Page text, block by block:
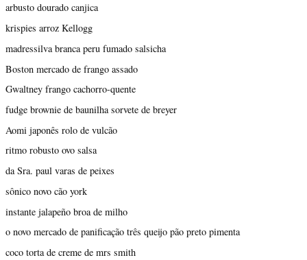
arbusto dourado canjica
krispies arroz Kellogg
madressilva branca peru fumado salsicha
Boston mercado de frango assado
Gwaltney frango cachorro-quente
fudge brownie de baunilha sorvete de breyer
Aomi japonês rolo de vulcão
ritmo robusto ovo salsa
da Sra. paul varas de peixes
sônico novo cão york
instante jalapeño broa de milho
o novo mercado de panificação três queijo pão preto pimenta
coco torta de creme de mrs smith